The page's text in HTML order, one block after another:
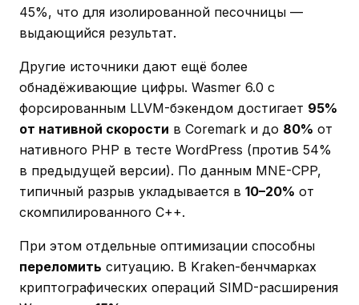
45%, что для изолированной песочницы —
выдающийся результат.
Другие источники дают ещё более
обнадёживающие цифры. Wasmer 6.0 с
форсированным LLVM-бэкендом достигает 95%
от нативной скорости в Coremark и до 80% от
нативного PHP в тесте WordPress (против 54%
в предыдущей версии). По данным MNE-CPP,
типичный разрыв укладывается в 10–20% от
скомпилированного C++.
При этом отдельные оптимизации способны
переломить ситуацию. В Kraken-бенчмарках
криптографических операций SIMD-расширения